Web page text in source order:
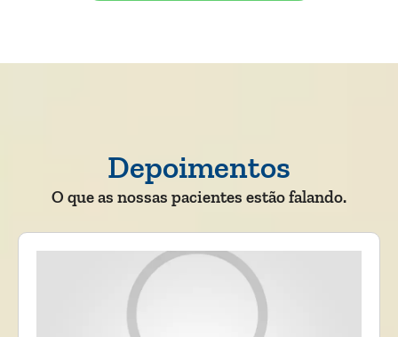
Depoimentos
O que as nossas pacientes estão falando.